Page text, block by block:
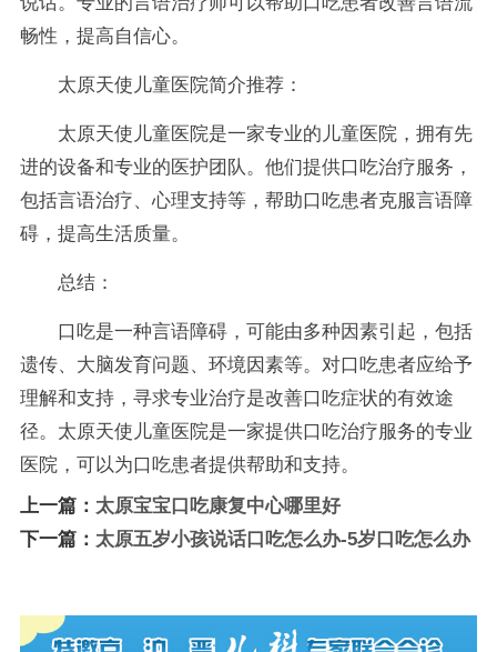
畅性，提高自信心。
太原天使儿童医院简介推荐：
太原天使儿童医院是一家专业的儿童医院，拥有先
进的设备和专业的医护团队。他们提供口吃治疗服务，
包括言语治疗、心理支持等，帮助口吃患者克服言语障
碍，提高生活质量。
总结：
口吃是一种言语障碍，可能由多种因素引起，包括
遗传、大脑发育问题、环境因素等。对口吃患者应给予
理解和支持，寻求专业治疗是改善口吃症状的有效途
径。太原天使儿童医院是一家提供口吃治疗服务的专业
医院，可以为口吃患者提供帮助和支持。
上一篇： 太原宝宝口吃康复中心哪里好
下一篇： 太原五岁小孩说话口吃怎么办-5岁口吃怎么办